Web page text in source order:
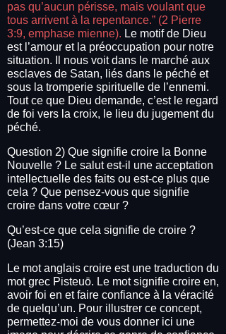
pas qu’aucun périsse, mais voulant que
tous arrivent à la repentance.” (2 Pierre
3:9, emphase mienne). Le motif de Dieu
est l’amour et la préoccupation pour notre
situation. Il nous voit dans le marché aux
esclaves de Satan, liés dans le péché et
sous la tromperie spirituelle de l’ennemi.
Tout ce que Dieu demande, c’est le regard
de foi vers la croix, le lieu du jugement du
péché.
Question 2) Que signifie croire la Bonne
Nouvelle ? Le salut est-il une acceptation
intellectuelle des faits ou est-ce plus que
cela ? Que pensez-vous que signifie
croire dans votre cœur ?
Qu’est-ce que cela signifie de croire ?
(Jean 3:15)
Le mot anglais croire est une traduction du
mot grec Pisteuō. Le mot signifie croire en,
avoir foi en et faire confiance à la véracité
de quelqu’un. Pour illustrer ce concept,
permettez-moi de vous donner ici une